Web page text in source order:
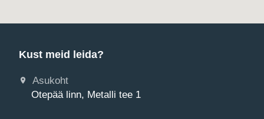
Kust meid leida?
Asukoht
Otepää linn, Metalli tee 1